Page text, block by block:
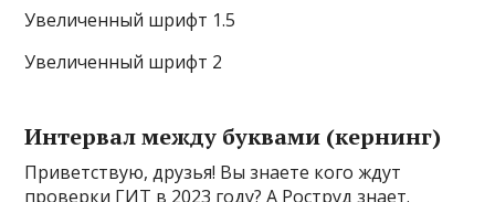
Увеличенный шрифт 1.5
Увеличенный шрифт 2
Интервал между буквами (кернинг)
Приветствую, друзья! Вы знаете кого ждут
проверки ГИТ в 2023 году? А Роструд знает.